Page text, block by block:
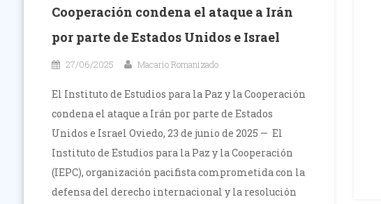
Cooperación condena el ataque a Irán
por parte de Estados Unidos e Israel
27/06/2025 Macario Romanizado
El Instituto de Estudios para la Paz y la Cooperación
condena el ataque a Irán por parte de Estados
Unidos e Israel Oviedo, 23 de junio de 2025 — El
Instituto de Estudios para la Paz y la Cooperación
(IEPC), organización pacifista comprometida con la
defensa del derecho internacional y la resolución